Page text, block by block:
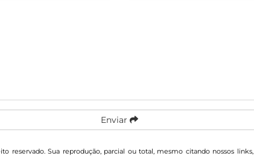
Enviar
reservado. Sua reprodução, parcial ou total, mesmo citando nossos